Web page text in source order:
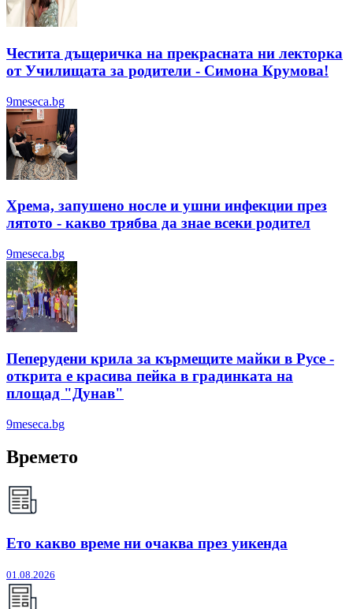
Честита дъщеричка на прекрасната ни лекторка
от Училищата за родители - Симона Крумова!
9meseca.bg
Хрема, запушено носле и ушни инфекции през
лятотo - какво трябва да знае всеки родител
9meseca.bg
Пеперудени крила за кърмещите майки в Русе -
открита е красива пейка в градинката на
площад "Дунав"
9meseca.bg
Времето
Ето какво време ни очаква през уикенда
01.08.2026